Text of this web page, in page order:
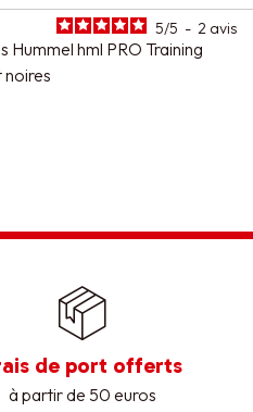
5/5 - 2 avis
Hummel hml PRO Training
noires
de port offerts
à partir de 50 euros